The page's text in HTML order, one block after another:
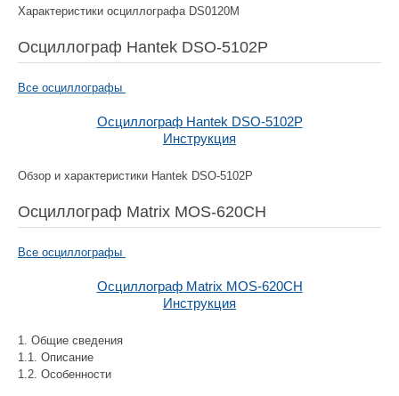
Характеристики осциллографа DS0120M
Осциллограф Hantek DSO-5102P
Все осциллографы
Осциллограф Hantek DSO-5102P
Инструкция
Обзор и характеристики Hantek DSO-5102P
Осциллограф Matrix MOS-620CH
Все осциллографы
Осциллограф Matrix MOS-620CH
Инструкция
1. Общие сведения
1.1. Описание
1.2. Особенности